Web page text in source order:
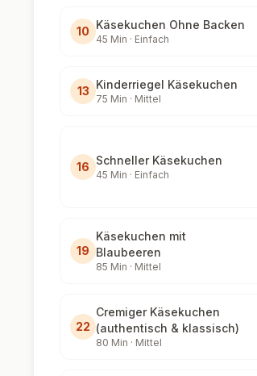
10 Käsekuchen Ohne Backen
45 Min · Einfach
13 Kinderriegel Käsekuchen
75 Min · Mittel
16 Schneller Käsekuchen
45 Min · Einfach
19
Käsekuchen mit
Blaubeeren
85 Min · Mittel
22
Cremiger Käsekuchen
(authentisch & klassisch)
80 Min · Mittel